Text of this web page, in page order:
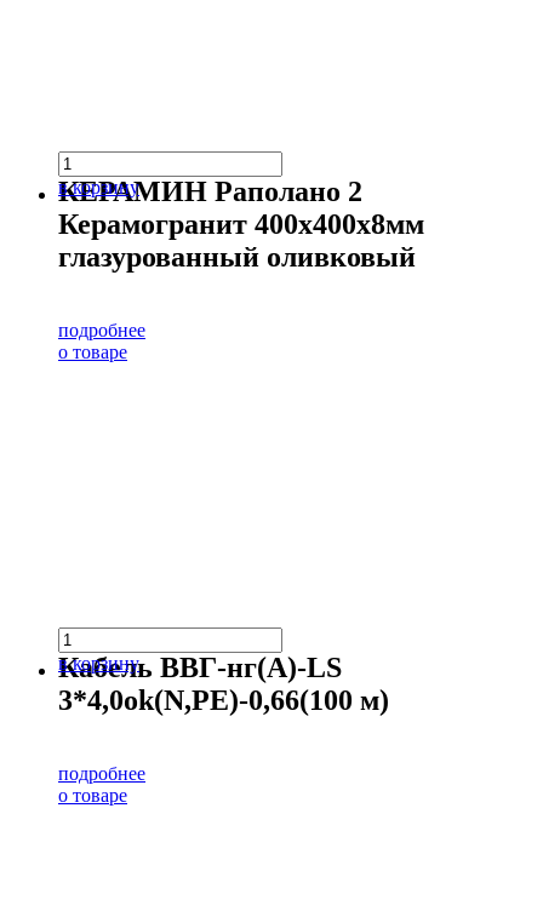
в корзину
КЕРАМИН Раполано 2
Керамогранит 400х400х8мм
глазурованный оливковый
подробнее
о товаре
в корзину
Кабель ВВГ-нг(А)-LS
3*4,0ok(N,PE)-0,66(100 м)
подробнее
о товаре